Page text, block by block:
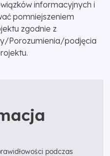
informacyjnych i
pomniejszeniem
zgodnie z
Porozumienia/podjęcia
podczas